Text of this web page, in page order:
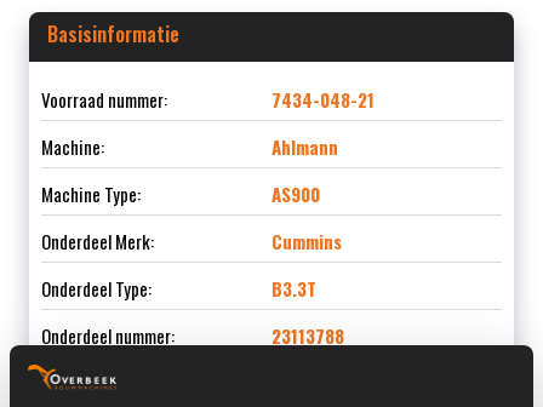
Basisinformatie
Voorraad nummer:
7434-048-21
Machine:
Ahlmann
Machine Type:
AS900
Onderdeel Merk:
Cummins
Onderdeel Type:
B3.3T
Onderdeel nummer:
23113788